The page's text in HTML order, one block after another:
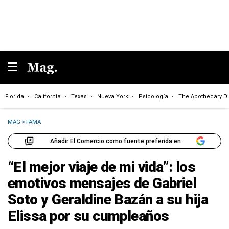
Florida California Texas Nueva York Psicología The Apothecary
MAG >FAMA
Añadir El Comercio como fuente preferida en
“El mejor viaje de mi vida”: los
emotivos mensajes de Gabriel
Soto y Geraldine Bazán a su hija
Elissa por su cumpleaños